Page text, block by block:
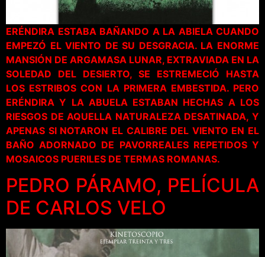
ERÉNDIRA ESTABA BAÑANDO A LA ABIELA CUANDO
EMPEZÓ EL VIENTO DE SU DESGRACIA. LA ENORME
MANSIÓN DE ARGAMASA LUNAR, EXTRAVIADA EN LA
SOLEDAD DEL DESIERTO, SE ESTREMECIÓ HASTA
LOS ESTRIBOS CON LA PRIMERA EMBESTIDA. PERO
ERÉNDIRA Y LA ABUELA ESTABAN HECHAS A LOS
RIESGOS DE AQUELLA NATURALEZA DESATINADA, Y
APENAS SI NOTARON EL CALIBRE DEL VIENTO EN EL
BAÑO ADORNADO DE PAVORREALES REPETIDOS Y
MOSAICOS PUERILES DE TERMAS ROMANAS.
PEDRO PÁRAMO, PELÍCULA
DE CARLOS VELO